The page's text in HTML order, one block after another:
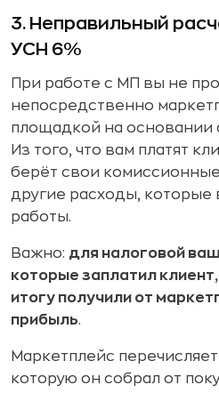
3. Неправильный
УСН 6%
При работе с МП вы не
непосредственно
площадкой на основании
Из того, что вам платят
берёт свои
другие расходы, которые
работы.
Важно: для налоговой
которые заплатил клиент,
итогу получили от
прибыль.
Маркетплейс
которую он собрал от